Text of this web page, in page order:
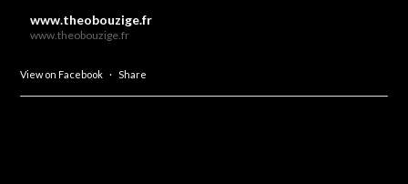
www.theobouzige.fr
www.theobouzige.fr
View on Facebook · Share